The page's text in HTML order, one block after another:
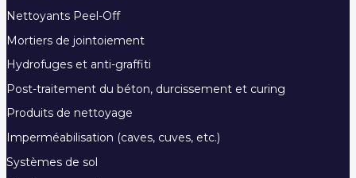
Nettoyants Peel-Off
Mortiers de jointoiement
Hydrofuges et anti-graffiti
Post-traitement du béton, durcissement et curing
Produits de nettoyage
Imperméabilisation (caves, cuves, etc.)
Systèmes de sol